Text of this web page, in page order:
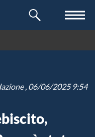
, 06/06/2025 9:54